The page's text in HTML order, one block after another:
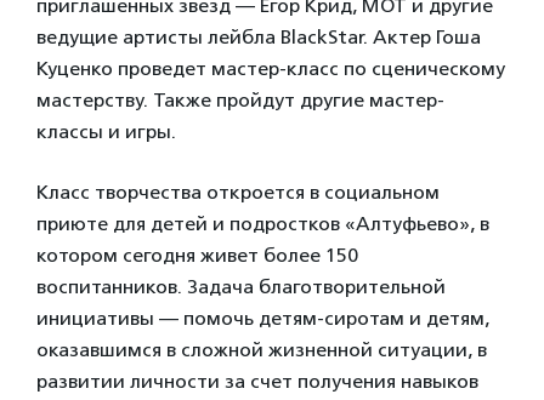
приглашенных звезд — Егор Крид, МОТ и другие
ведущие артисты лейбла BlackStar. Актер Гоша
Куценко проведет мастер-класс по сценическому
мастерству. Также пройдут другие мастер-
классы и игры.
Класс творчества откроется в социальном
приюте для детей и подростков «Алтуфьево», в
котором сегодня живет более 150
воспитанников. Задача благотворительной
инициативы — помочь детям-сиротам и детям,
оказавшимся в сложной жизненной ситуации, в
развитии личности за счет получения навыков